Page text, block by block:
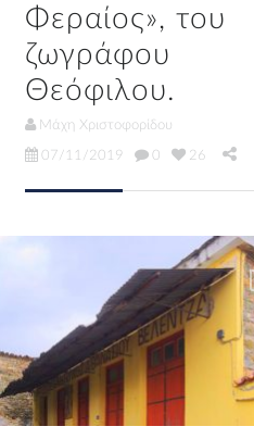
Φεραίος», του
ζωγράφου
Θεόφιλου.
Μάχη Χριστοφορίδου
07/11/2019
0 26